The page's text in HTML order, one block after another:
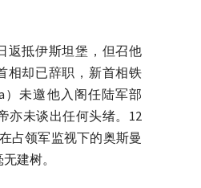
返抵伊斯坦堡，但召他
相却已辞职，新首相铁
）未邀他入阁任陆军部
亦未谈出任何头绪。12
占领军监视下的奥斯曼
建树。